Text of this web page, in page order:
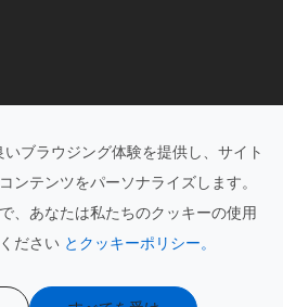
Networks Co., Ltd. すべての権利予
ブラウジング体験を提供し、サイト
ンテンツをパーソナライズします。
、あなたは私たちのクッキーの使用
ださい とクッキーポリシー。